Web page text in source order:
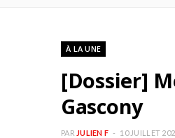
À LA UNE
[Dossier]
Gascony
PAR JULIEN F 10 JUILLET